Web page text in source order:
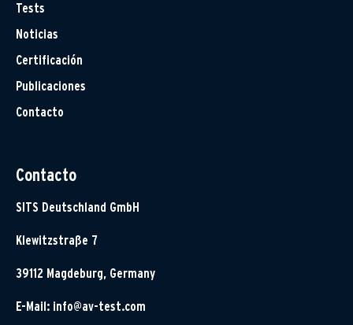
Tests
Noticias
Certificación
Publicaciones
Contacto
Contacto
SITS Deutschland GmbH
Klewitzstraße 7
39112 Magdeburg, Germany
E-Mail: info@av-test.com